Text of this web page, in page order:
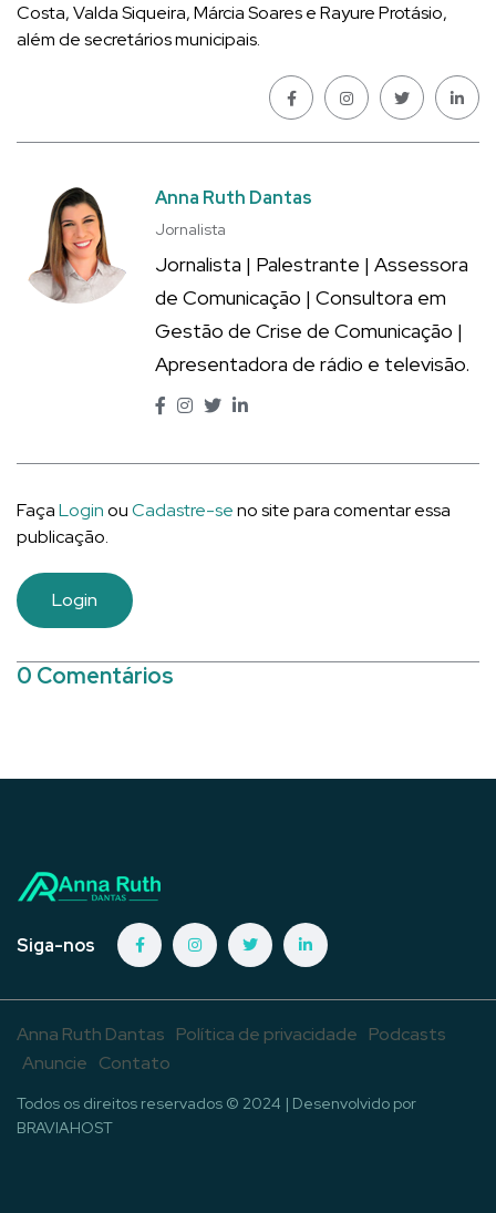
Costa, Valda Siqueira, Márcia Soares e Rayure Protásio,
além de secretários municipais.
Anna Ruth Dantas
Jornalista
Jornalista | Palestrante | Assessora
de Comunicação | Consultora em
Gestão de Crise de Comunicação |
Apresentadora de rádio e televisão.
FaçaLoginouCadastre-seno site para comentar essa
publicação.
Login
0 Comentários
Siga-nos
Anna Ruth Dantas Política de privacidade Podcasts
Anuncie Contato
Todos os direitos reservados © 2024 | Desenvolvido por
BRAVIAHOST